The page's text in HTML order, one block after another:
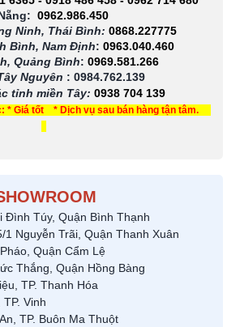
0962.986.450
Ninh, Thái Bình: 0868.227775
Bình, Nam Định: 0963.040.460
Quảng Bình: 0969.581.266
Nguyên : 0984.762.139
tỉnh miền Tây: 0938 704 139
* Giá tốt * Dịch vụ sau bán hàng tận tâm.
Đình Túy, Quận Bình Thạnh
1 Nguyễn Trãi, Quận Thanh Xuân
Quận Cẩm Lệ
Thắng, Quận Hồng Bàng
TP. Thanh Hóa
Vinh
TP. Buôn Ma Thuột